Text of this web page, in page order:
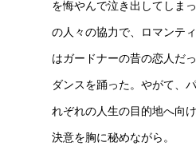
を悔やんで泣き出してしま
の人々の協力で、ロマンテ
はガードナーの昔の恋人だ
ダンスを踊った。やがて、
れぞれの人生の目的地へ向
決意を胸に秘めながら。